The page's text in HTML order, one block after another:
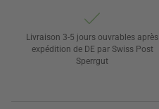
Livraison 3-5 jours ouvrables après
expédition de DE par Swiss Post
Sperrgut